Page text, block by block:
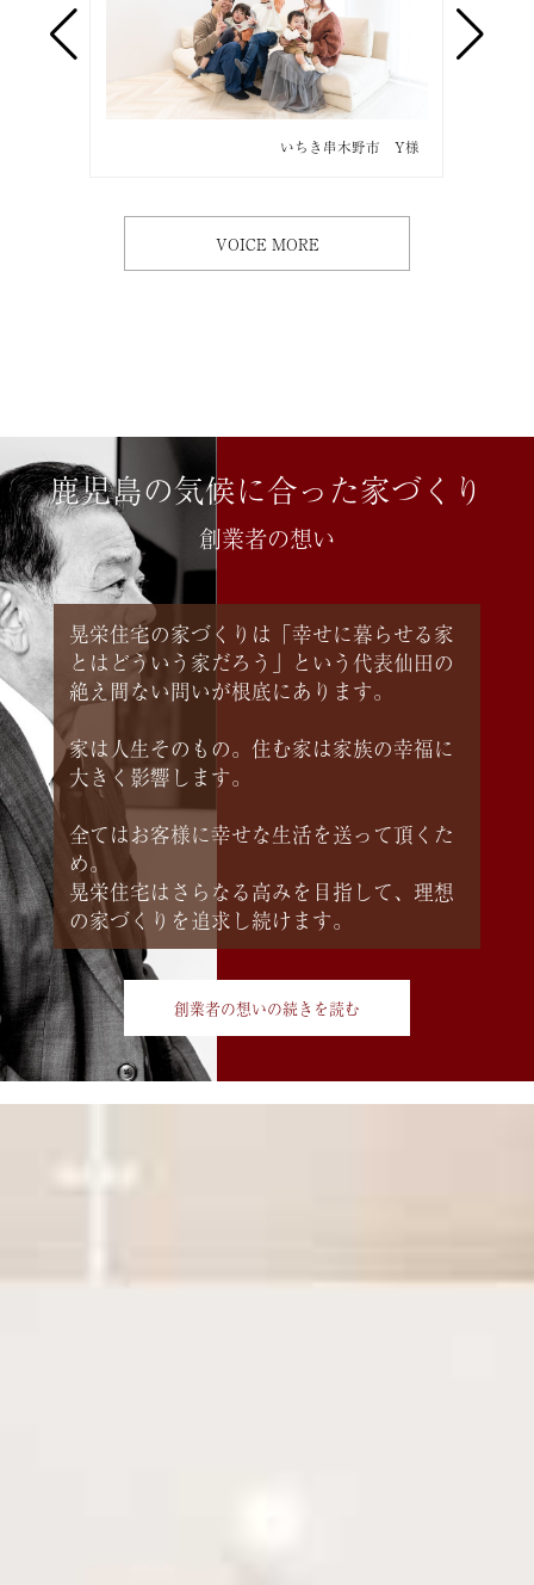
いちき串木野市 Y様
VOICE MORE
鹿児島の気候に合った家づくり
創業者の想い
晃栄住宅の家づくりは「幸せに暮らせる家
とはどういう家だろう」という代表仙田の
絶え間ない問いが根底にあります。
家は人生そのもの。住む家は家族の幸福に
大きく影響します。
全てはお客様に幸せな生活を送って頂くた
め。
晃栄住宅はさらなる高みを目指して、理想
の家づくりを追求し続けます。
創業者の想いの続きを読む